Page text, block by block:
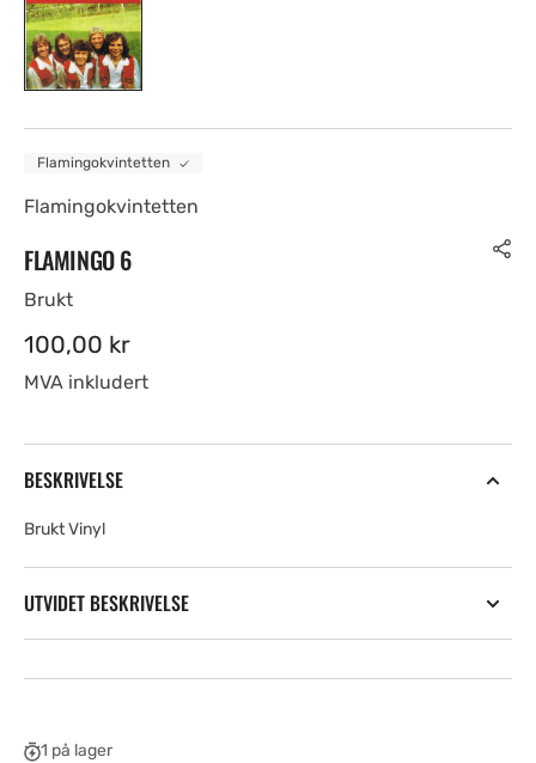
Flamingokvintetten
Flamingokvintetten
FLAMINGO 6
Brukt
Ordinær
pris
100,00 kr
MVA inkludert
BESKRIVELSE
Brukt Vinyl
UTVIDET BESKRIVELSE
1 på lager